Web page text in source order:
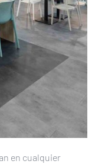
en cualquier